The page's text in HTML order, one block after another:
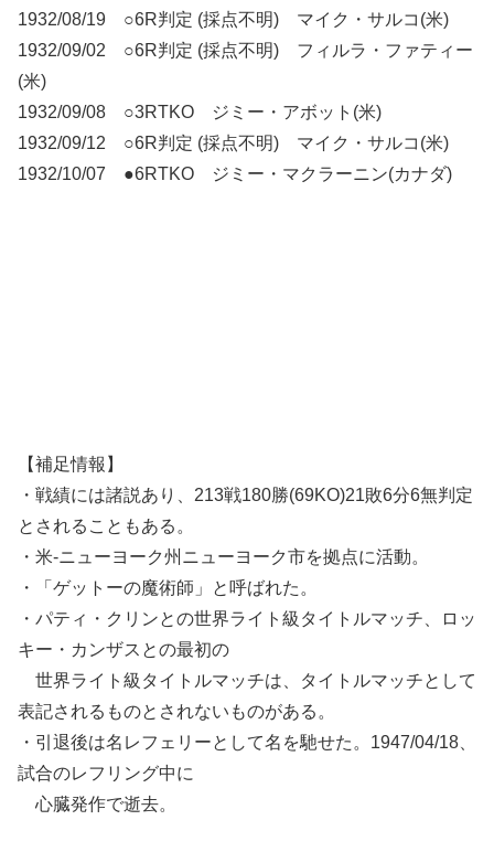
1932/08/19 ○6R判定 (採点不明) マイク・サルコ(米)
1932/09/02 ○6R判定 (採点不明) フィルラ・ファティー
(米)
1932/09/08 ○3RTKO ジミー・アボット(米)
1932/09/12 ○6R判定 (採点不明) マイク・サルコ(米)
1932/10/07 ●6RTKO ジミー・マクラーニン(カナダ)
【補足情報】
・戦績には諸説あり、213戦180勝(69KO)21敗6分6無判定
とされることもある。
・米-ニューヨーク州ニューヨーク市を拠点に活動。
・「ゲットーの魔術師」と呼ばれた。
・パティ・クリンとの世界ライト級タイトルマッチ、ロッ
キー・カンザスとの最初の
世界ライト級タイトルマッチは、タイトルマッチとして
表記されるものとされないものがある。
・引退後は名レフェリーとして名を馳せた。1947/04/18、
試合のレフリング中に
心臓発作で逝去。